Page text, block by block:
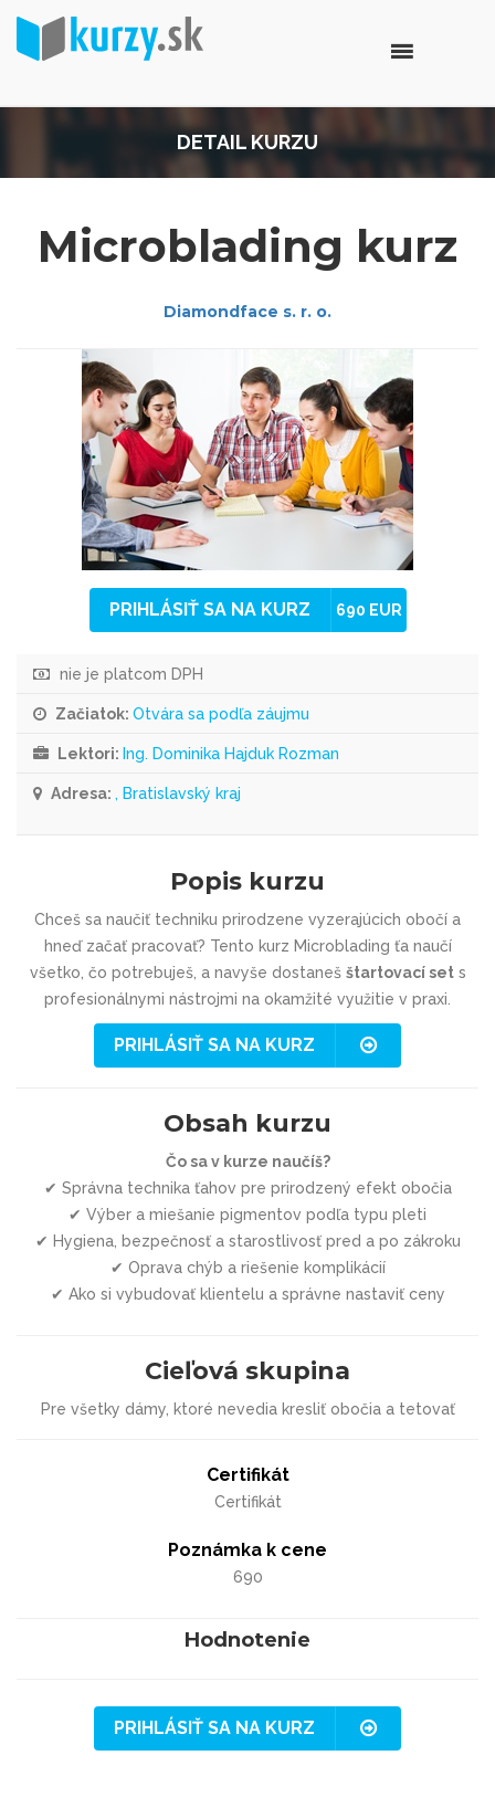
DETAIL KURZU
Microblading kurz
Diamondface s. r. o.
PRIHLÁSIŤ SA NA KURZ 690 EUR
nie je platcom DPH
Začiatok: Otvára sa podľa záujmu
Lektori: Ing. Dominika Hajduk Rozman
Adresa: , Bratislavský kraj
Popis kurzu
Chceš sa naučiť techniku prirodzene vyzerajúcich obočí a
hneď začať pracovať? Tento kurz Microblading ťa naučí
všetko, čo potrebuješ, a navyše dostaneš štartovací sets
profesionálnymi nástrojmi na okamžité využitie v praxi.
PRIHLÁSIŤ SA NA KURZ
Obsah kurzu
Čo sa v kurze naučíš?
✔ Správna technika ťahov pre prirodzený efekt obočia
✔ Výber a miešanie pigmentov podľa typu pleti
✔ Hygiena, bezpečnosť a starostlivosť pred a po zákroku
✔ Oprava chýb a riešenie komplikácií
✔ Ako si vybudovať klientelu a správne nastaviť ceny
Cieľová skupina
Pre všetky dámy, ktoré nevedia kresliť obočia a tetovať
Certifikát
Certifikát
Poznámka k cene
690
Hodnotenie
PRIHLÁSIŤ SA NA KURZ